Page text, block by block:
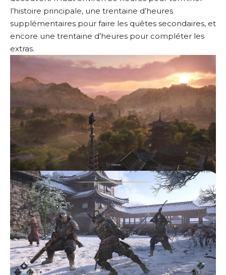
l’histoire principale, une trentaine d’heures
supplémentaires pour faire les quêtes secondaires, et
encore une trentaine d’heures pour compléter les
extras.